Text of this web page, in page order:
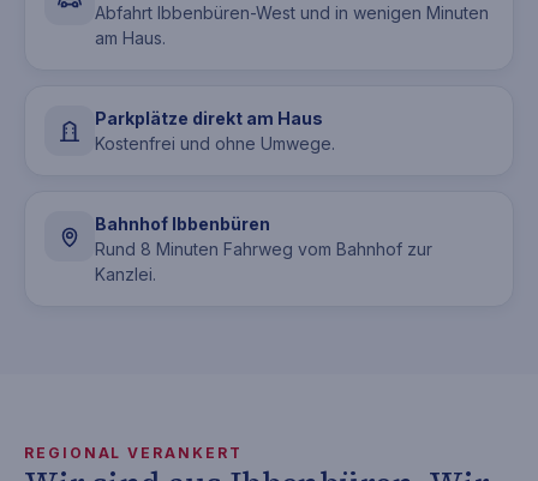
STANDORT
Karte erst nach Klick laden
OpenStreetMap-Einbettung aktiviert.
So bleibt die Karte bis zu Ihrer
Karte laden
Abfahrt Ibbenbüren-West und in wenigen Minuten
am Haus.
Parkplätze direkt am Haus
Kostenfrei und ohne Umwege.
Bahnhof Ibbenbüren
Rund 8 Minuten Fahrweg vom Bahnhof zur
Kanzlei.
REGIONAL VERANKERT